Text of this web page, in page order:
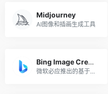
Midjourney
AI图像和插画生成工具
Bing Image Creator
微软必应推出的基于DALL·E的AI图像生成工具